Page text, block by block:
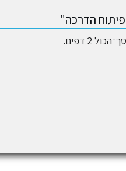
הדרכה"